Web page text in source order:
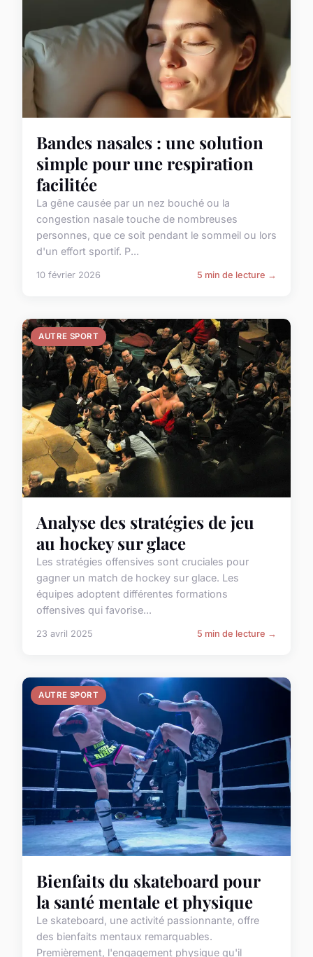
Bandes nasales : une solution
simple pour une respiration
facilitée
La gêne causée par un nez bouché ou la
congestion nasale touche de nombreuses
personnes, que ce soit pendant le sommeil ou lors
d'un effort sportif. P...
10 février 2026 5 min de lecture →
AUTRE SPORT
Analyse des stratégies de jeu
au hockey sur glace
Les stratégies offensives sont cruciales pour
gagner un match de hockey sur glace. Les
équipes adoptent différentes formations
offensives qui favorise...
23 avril 2025 5 min de lecture →
AUTRE SPORT
Bienfaits du skateboard pour
la santé mentale et physique
Le skateboard, une activité passionnante, offre
des bienfaits mentaux remarquables.
Premièrement, l'engagement physique qu'il